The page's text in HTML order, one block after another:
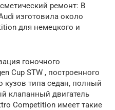
ремонт: В
изготовила около
для немецкого и
гоночного
Cup STW , построенного
кузов типа седан, полный
клапанный двигатель
Competition имеет такие